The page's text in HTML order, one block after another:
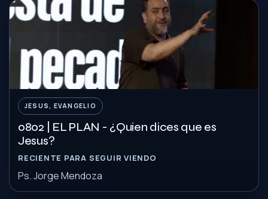
JESUS, EVANGELIO
0802 | EL PLAN - ¿Quien dices que es
Jesus?
RECIENTE PARA SEGUIR VIENDO
Ps. Jorge Mendoza